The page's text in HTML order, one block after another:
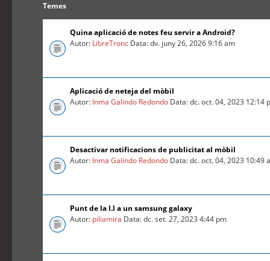
Temes
Quina aplicació de notes feu servir a Android?
Autor: LibreTronc Data: dv. juny 26, 2026 9:16 am
Aplicació de neteja del mòbil
Autor: Inma Galindo Redondo Data: dc. oct. 04, 2023 12:14
Desactivar notificacions de publicitat al mòbil
Autor: Inma Galindo Redondo Data: dc. oct. 04, 2023 10:49
Punt de la l.l a un samsung galaxy
Autor: piliamira Data: dc. set. 27, 2023 4:44 pm